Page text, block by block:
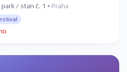
/ stan č. 1 • Praha